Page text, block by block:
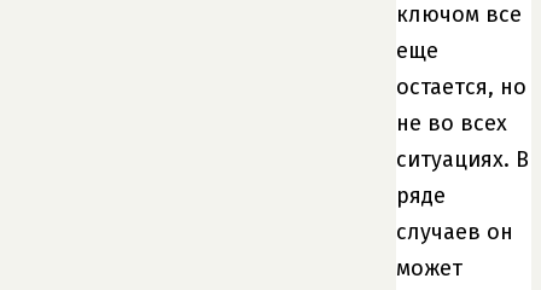
ключом все
еще
остается, но
не во всех
ситуациях. В
ряде
случаев он
может